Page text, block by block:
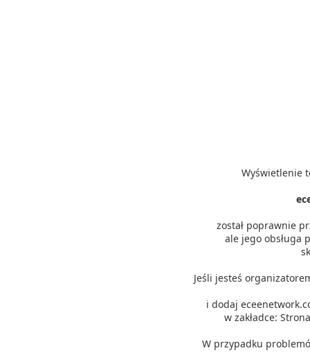
Wyświetlenie
został poprawnie
ale jego obsługa
Jeśli jesteś
i dodaj
w zakładce:
W przypadku